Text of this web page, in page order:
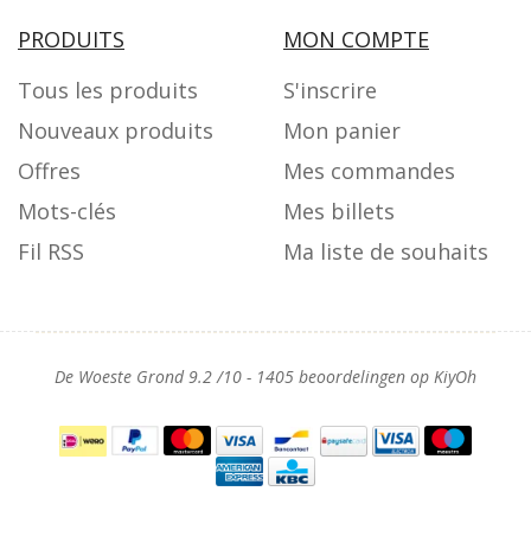
PRODUITS
Tous les produits
Nouveaux produits
Offres
Mots-clés
Fil RSS
MON COMPTE
S'inscrire
Mon panier
Mes commandes
Mes billets
Ma liste de souhaits
De Woeste Grond9.2/10 - 1405 beoordelingen op KiyOh